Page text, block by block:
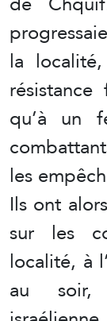
la
qu’à un
les
Ils ont
sur les
localité, à
au soir,